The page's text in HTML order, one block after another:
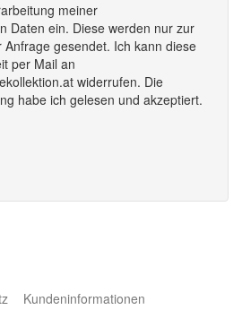
meiner
Daten ein. Diese werden nur zur
Anfrage gesendet. Ich kann diese
per Mail an
widerrufen. Die
habe ich gelesen und akzeptiert.
Kundeninformationen